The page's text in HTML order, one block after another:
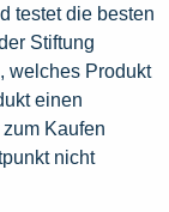
testet die besten
Stiftung
welches Produkt
einen
Kaufen
nicht